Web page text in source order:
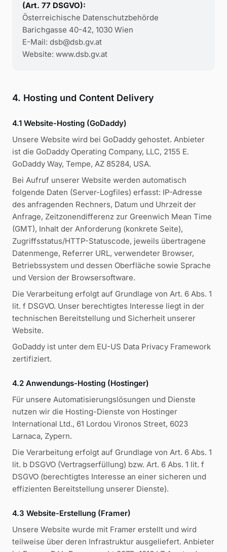
(Art. 77 DSGVO):
Österreichische Datenschutzbehörde
Barichgasse 40-42, 1030 Wien
E-Mail: dsb@dsb.gv.at
Website: www.dsb.gv.at
4. Hosting und Content Delivery
4.1 Website-Hosting (GoDaddy)
Unsere Website wird bei GoDaddy gehostet. Anbieter
ist die GoDaddy Operating Company, LLC, 2155 E.
GoDaddy Way, Tempe, AZ 85284, USA.
Bei Aufruf unserer Website werden automatisch
folgende Daten (Server-Logfiles) erfasst: IP-Adresse
des anfragenden Rechners, Datum und Uhrzeit der
Anfrage, Zeitzonendifferenz zur Greenwich Mean Time
(GMT), Inhalt der Anforderung (konkrete Seite),
Zugriffsstatus/HTTP-Statuscode, jeweils übertragene
Datenmenge, Referrer URL, verwendeter Browser,
Betriebssystem und dessen Oberfläche sowie Sprache
und Version der Browsersoftware.
Die Verarbeitung erfolgt auf Grundlage von Art. 6 Abs. 1
lit. f DSGVO. Unser berechtigtes Interesse liegt in der
technischen Bereitstellung und Sicherheit unserer
Website.
GoDaddy ist unter dem EU-US Data Privacy Framework
zertifiziert.
4.2 Anwendungs-Hosting (Hostinger)
Für unsere Automatisierungslösungen und Dienste
nutzen wir die Hosting-Dienste von Hostinger
International Ltd., 61 Lordou Vironos Street, 6023
Larnaca, Zypern.
Die Verarbeitung erfolgt auf Grundlage von Art. 6 Abs. 1
lit. b DSGVO (Vertragserfüllung) bzw. Art. 6 Abs. 1 lit. f
DSGVO (berechtigtes Interesse an einer sicheren und
effizienten Bereitstellung unserer Dienste).
4.3 Website-Erstellung (Framer)
Unsere Website wurde mit Framer erstellt und wird
teilweise über deren Infrastruktur ausgeliefert. Anbieter